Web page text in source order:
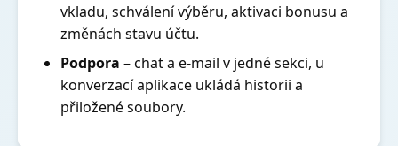
vkladu, schválení výběru, aktivaci bonusu a
změnách stavu účtu.
Podpora – chat a e-mail v jedné sekci, u
konverzací aplikace ukládá historii a
přiložené soubory.